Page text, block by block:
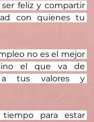
feliz y compartir
con quienes tu
no es el mejor
el que va de
a tus valores y
para estar